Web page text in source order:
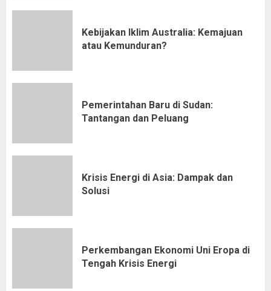
Kebijakan Iklim Australia: Kemajuan
atau Kemunduran?
Pemerintahan Baru di Sudan:
Tantangan dan Peluang
Krisis Energi di Asia: Dampak dan
Solusi
Perkembangan Ekonomi Uni Eropa di
Tengah Krisis Energi